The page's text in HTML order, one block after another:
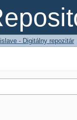
- Digitálny repozitár